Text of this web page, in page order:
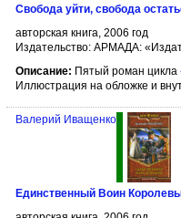
Свобода уйти, свобода
авторская книга, 2006 год
Издательство: АРМАДА:
Описание: Пятый роман цикла
Иллюстрация на обложке и
Валерий Иващенко
Единственный Воин